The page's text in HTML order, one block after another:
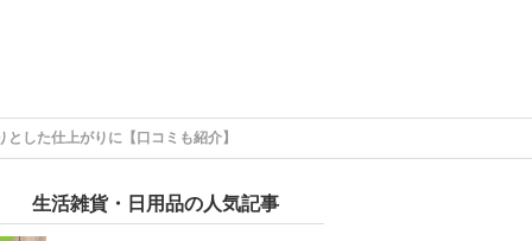
した仕上がりに【口コミも紹介】
生活雑貨・日用品の人気記事